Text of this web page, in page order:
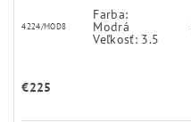
4224/MOD8
Farba:
Modrá
Veľkosť: 3.5
€225